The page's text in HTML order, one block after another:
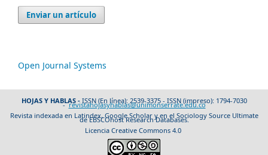
Enviar un artículo
Open Journal Systems
HOJAS Y HABLAS - ISSN (En línea): 2539-3375 - ISSN (impreso): 1794-7030
-revistahojasyhablas@unimonserrate.edu.co
Revista indexada en Latindex, Google Scholar y en el Sociology Source Ultimate
de EBSCOhost Research Databases.
Licencia Creative Commons 4.0